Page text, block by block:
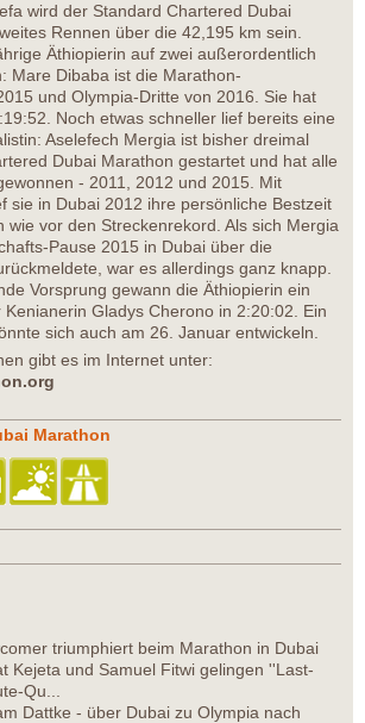
wird der Standard Chartered Dubai
Rennen über die 42,195 km sein.
Äthiopierin auf zwei außerordentlich
Mare Dibaba ist die Marathon-
und Olympia-Dritte von 2016. Sie hat
Noch etwas schneller lief bereits eine
Aselefech Mergia ist bisher dreimal
Dubai Marathon gestartet und hat alle
- 2011, 2012 und 2015. Mit
sie in Dubai 2012 ihre persönliche Bestzeit
wie vor den Streckenrekord. Als sich Mergia
Pause 2015 in Dubai über die
war es allerdings ganz knapp.
Vorsprung gewann die Äthiopierin ein
Gladys Cherono in 2:20:02. Ein
sich auch am 26. Januar entwickeln.
gibt es im Internet unter:
Marathon
triumphiert beim Marathon in Dubai
Kejeta und Samuel Fitwi gelingen ''Last-
Qu...
Dattke - über Dubai zu Olympia nach